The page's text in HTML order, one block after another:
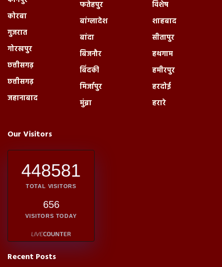
कोरबा
गुजरात
गोरखपुर
छत्तीसगढ़
छत्तीसगढ़
जहानाबाद
फतेहपुर
बांग्लादेश
बांदा
बिजनौर
बिंदकी
मिर्जापुर
मुंब्रा
विशेष
शाहबाद
सीतापुर
हथगाम
हमीरपुर
हरदोई
हरारे
Our Visitors
448581
TOTAL VISITORS
656
VISITORS TODAY
Recent Posts